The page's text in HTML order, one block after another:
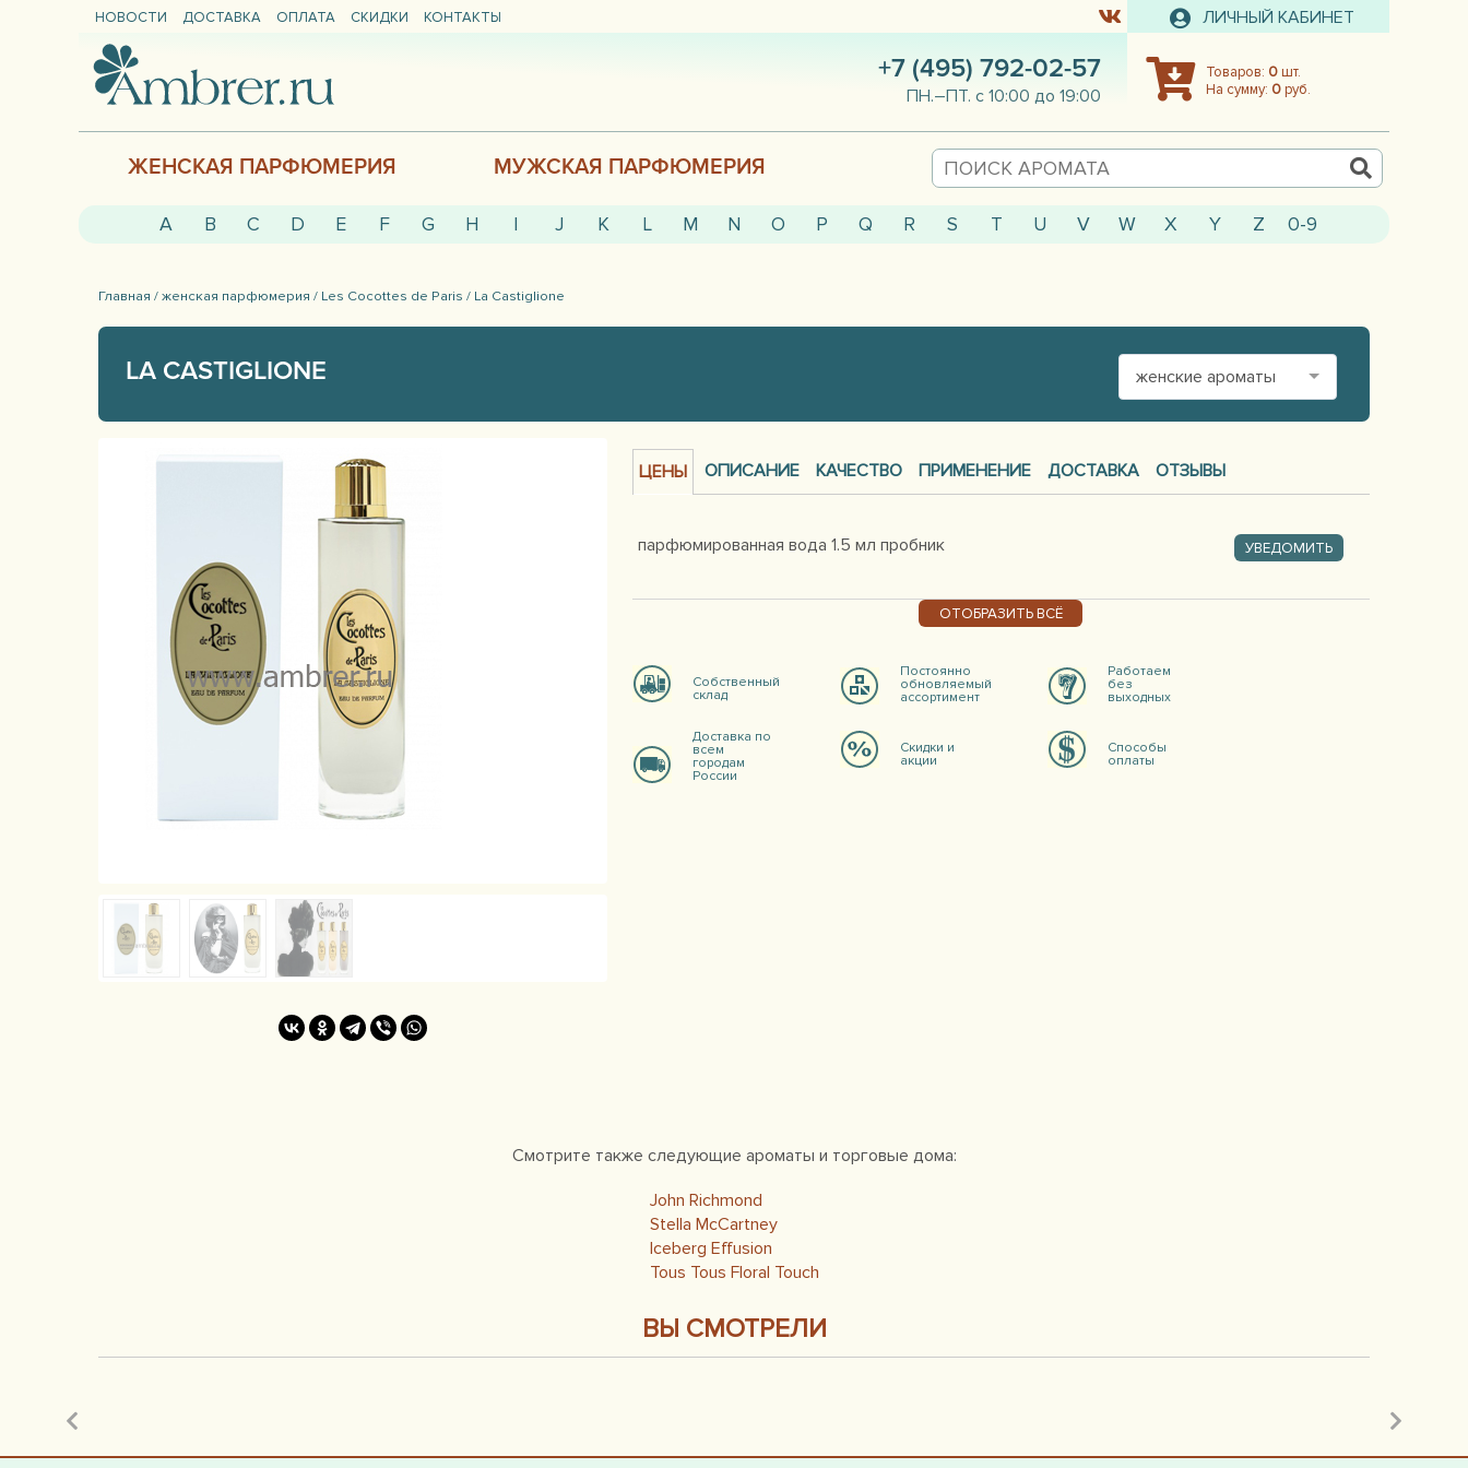
НОВОСТИ ДОСТАВКА ОПЛАТА СКИДКИ КОНТАКТЫ ЛИЧНЫЙ КАБИНЕТ
Товаров: 0шт.
На сумму: 0руб.
+7 (495) 792-02-57
ПН.–ПТ. с 10:00 до 19:00
ЖЕНСКАЯ ПАРФЮМЕРИЯ МУЖСКАЯ ПАРФЮМЕРИЯ
A B C D E F G H I J K L M N O P Q R S T U V W X Y Z 0-9
Главная /женская парфюмерия / Les Cocottes de Paris / La Castiglione
LA CASTIGLIONE женские ароматы
ЦЕНЫ ОПИСАНИЕ КАЧЕСТВО ПРИМЕНЕНИЕ ДОСТАВКА ОТЗЫВЫ
парфюмированная вода 1.5 мл пробник УВЕДОМИТЬ
ОТОБРАЗИТЬ ВСЁ
Собственный
склад
Постоянно
обновляемый
ассортимент
Работаем
без
выходных
Доставка по
всем
городам
России
Скидки и
акции
Способы
оплаты
Смотрите также следующие ароматы и торговые дома:
John Richmond
Stella McCartney
Iceberg Effusion
Tous Tous Floral Touch
ВЫ СМОТРЕЛИ